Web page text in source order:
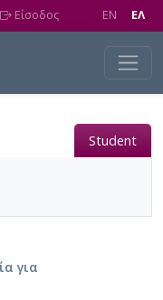
Είσοδος EN EΛ
Student
για